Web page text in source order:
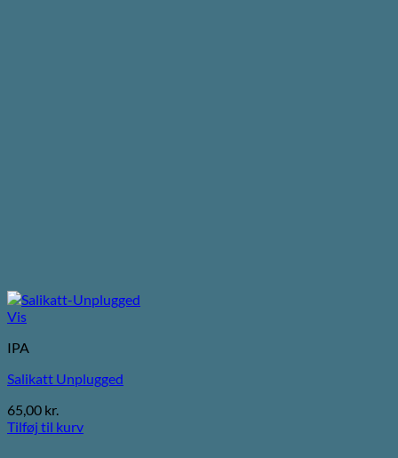
Vis
IPA
Salikatt Unplugged
65,00 kr.
Tilføj til kurv